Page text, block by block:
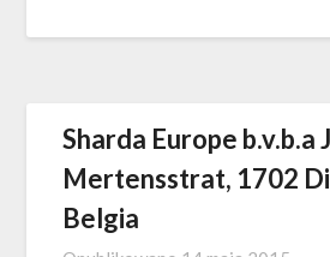
Sharda Europe b.v.b.a
Mertensstrat, 1702
Belgia